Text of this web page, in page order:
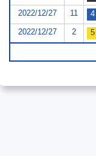
2022/12/27 11
2022/12/27 2